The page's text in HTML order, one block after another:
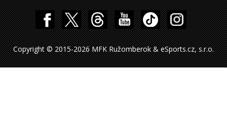
Copyright © 2015-2026 MFK Ružomberok & eSports.cz, s.r.o.